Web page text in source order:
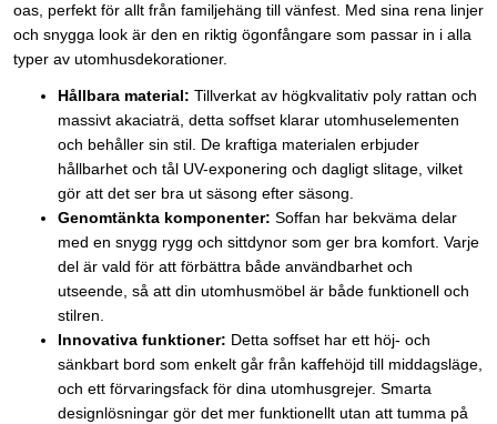
oas, perfekt för allt från familjehäng till vänfest. Med sina rena linjer
och snygga look är den en riktig ögonfångare som passar in i alla
typer av utomhusdekorationer.
Hållbara material: Tillverkat av högkvalitativ poly rattan och
massivt akaciaträ, detta soffset klarar utomhuselementen
och behåller sin stil. De kraftiga materialen erbjuder
hållbarhet och tål UV-exponering och dagligt slitage, vilket
gör att det ser bra ut säsong efter säsong.
Genomtänkta komponenter: Soffan har bekväma delar
med en snygg rygg och sittdynor som ger bra komfort. Varje
del är vald för att förbättra både användbarhet och
utseende, så att din utomhusmöbel är både funktionell och
stilren.
Innovativa funktioner: Detta soffset har ett höj- och
sänkbart bord som enkelt går från kaffehöjd till middagsläge,
och ett förvaringsfack för dina utomhusgrejer. Smarta
designlösningar gör det mer funktionellt utan att tumma på